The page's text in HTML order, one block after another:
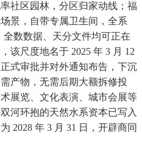
区园林，分区归家动线；福
景，自带专属卫生间，全系
全数数据、天分文件均可正在
该尺度地名于 2025 年 3 月 12
式审批并对外通知布告，下沉
产物，无需后期大额拆修投
展览、文化表演、城市会展等
河环抱的天然水系资本已写入
2028 年 3 月 31 日，开辟商同